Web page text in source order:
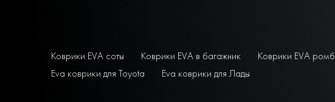
Коврики EVA соты Коврики EVA в багажник Коврики EVA ромб
Eva коврики для Toyota
Eva коврики для Лады